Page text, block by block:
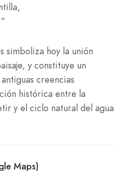
simboliza hoy la unión
y constituye un
creencias
histórica entre la
y el ciclo natural del agua
Maps)